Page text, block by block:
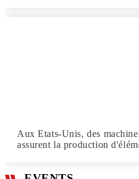
Aux Etats-Unis, des
assurent la production